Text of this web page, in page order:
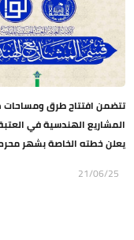
تتضمن افتتاح طرق
المشاريع الهندسية في
يعلن خطته الخاصة بشهر
21/06/25